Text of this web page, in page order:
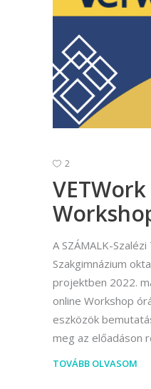
2
A SZÁMALK-
Szakgimnázium
projektben 2022.
online Workshop
eszközök
meg az előadáson
TOVÁBB OLVASOM